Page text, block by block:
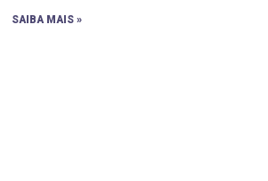
SAIBA MAIS »